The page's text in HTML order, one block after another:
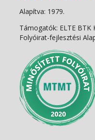
Alapítva: 1979.
Támogatók: ELTE BTK
Folyóirat-fejlesztési